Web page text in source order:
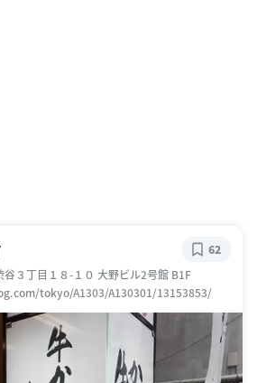
谷３丁目１８-１０ 大野ビル2号館 B1F
tokyo/A1303/A130301/13153853/
62